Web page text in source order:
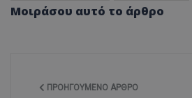
Μοιράσου αυτό το άρθρο
ΠΡΟΗΓΟΎΜΕΝΟ ΆΡΘΡΟ